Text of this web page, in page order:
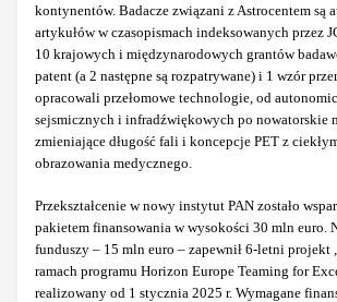
kontynentów. Badacze związani z Astrocentem są
artykułów w czasopismach indeksowanych przez
10 krajowych i międzynarodowych grantów
patent (a 2 następne są rozpatrywane) i 1 wzór
opracowali przełomowe technologie, od
sejsmicznych i infradźwiękowych po nowatorskie
zmieniające długość fali i koncepcje PET z
obrazowania medycznego.
Przekształcenie w nowy instytut PAN zostało
pakietem finansowania w wysokości 30 mln euro.
funduszy – 15 mln euro – zapewnił 6-letni projekt
ramach programu Horizon Europe Teaming for
realizowany od 1 stycznia 2025 r. Wymagane